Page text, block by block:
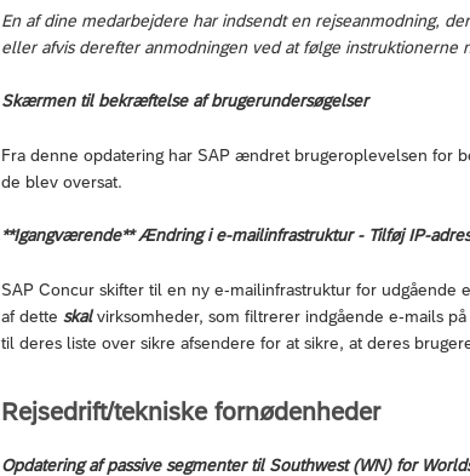
En af dine medarbejdere har indsendt en rejseanmodning,
eller afvis derefter anmodningen ved at følge instruktionerne
Skærmen til bekræftelse af brugerundersøgelser
Fra denne opdatering har SAP ændret brugeroplevelsen for
de blev oversat.
**Igangværende** Ændring i e-mailinfrastruktur - Tilføj IP-
SAP Concur skifter til en ny e-mailinfrastruktur for udgående
af dette skalvirksomheder, som filtrerer indgående e-mails
til deres liste over sikre afsendere for at sikre, at deres
Rejsedrift/tekniske fornødenheder
Opdatering af passive segmenter til Southwest (WN) for